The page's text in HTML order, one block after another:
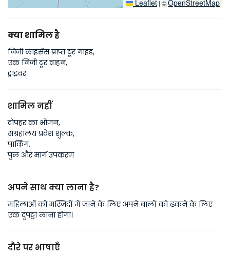
Leaflet |©OpenStreetMap
क्या शामिल है
निजी लाइसेंस प्राप्त टूर गाइड,
एक निजी टूर वाहन,
ड्राइवर
शामिल नहीं
दोपहर का भोजन,
संग्रहालय प्रवेश शुल्क,
पार्किंग,
पुल और मार्ग उपकरण
अपने साथ क्या लाना है?
महिलाओं को मस्जिदों में जाने के लिए अपने बालों को ढकने के लिए
एक दुपट्टा लाना होगा।
दौरे पर भाषाएँ